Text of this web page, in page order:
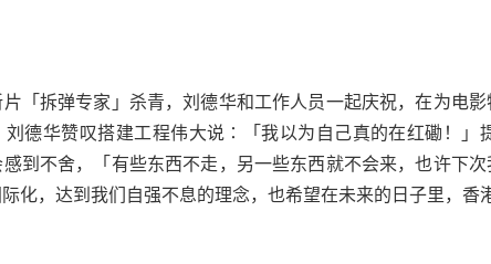
「拆弹专家」杀青，刘德华和工作人员一起庆祝，在为电
刘德华赞叹搭建工程伟大说∶「我以为自己真的在红磡！」
到不舍，「有些东西不走，另一些东西就不会来，也许下
化，达到我们自强不息的理念，也希望在未来的日子里，香